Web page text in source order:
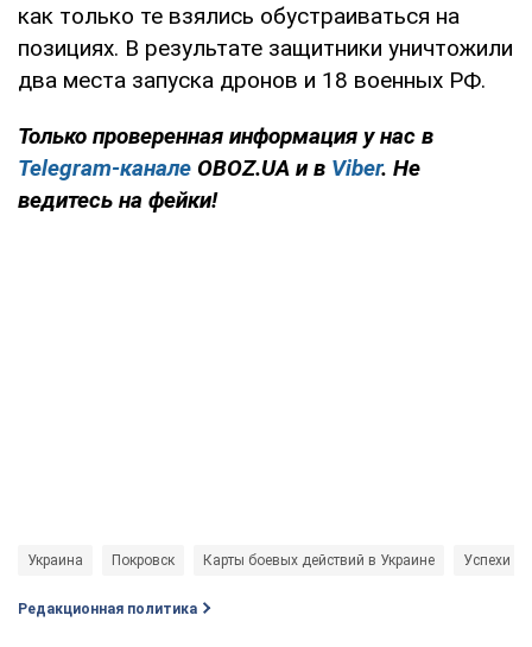
как только те взялись обустраиваться на
позициях. В результате защитники уничтожили
два места запуска дронов и 18 военных РФ.
Только проверенная информация у нас в
Telegram-канале OBOZ.UA и в Viber. Не
ведитесь на фейки!
Украина Покровск Карты боевых действий в Украине Успехи
Редакционная политика